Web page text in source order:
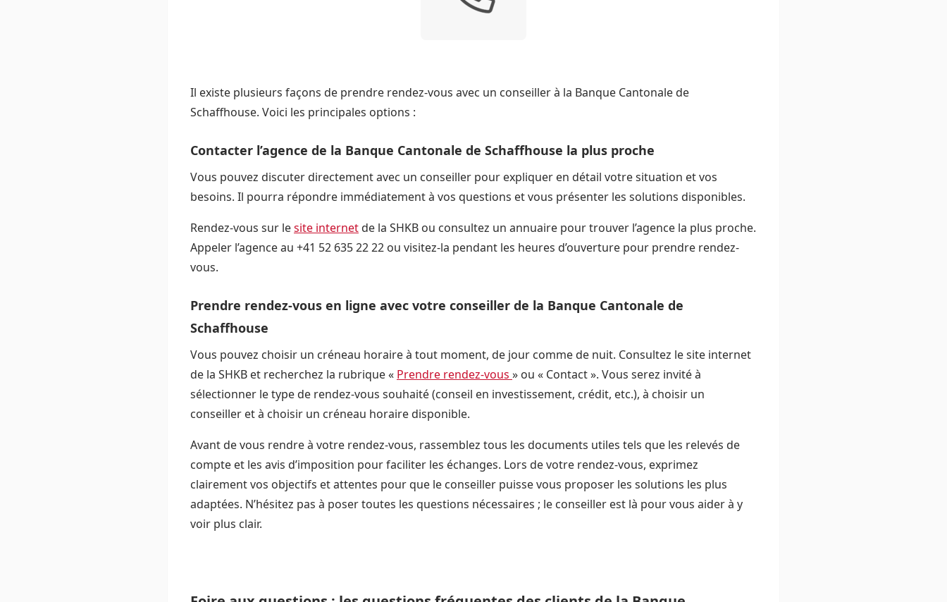
Il existe plusieurs façons de prendre rendez-vous avec un conseiller à la Banque Cantonale de
Schaffhouse. Voici les principales options :
Contacter l’agence de la Banque Cantonale de Schaffhouse la plus proche
Vous pouvez discuter directement avec un conseiller pour expliquer en détail votre situation et vos
besoins. Il pourra répondre immédiatement à vos questions et vous présenter les solutions disponibles.
Rendez-vous sur lesite internet de la SHKB ou consultez un annuaire pour trouver l’agence la plus proche.
Appeler l’agence au +41 52 635 22 22 ou visitez-la pendant les heures d’ouverture pour prendre rendez-
vous.
Prendre rendez-vous en ligne avec votre conseiller de la Banque Cantonale de
Schaffhouse
Vous pouvez choisir un créneau horaire à tout moment, de jour comme de nuit. Consultez le site internet
de la SHKB et recherchez la rubrique « Prendre rendez-vous » ou « Contact ». Vous serez invité à
sélectionner le type de rendez-vous souhaité (conseil en investissement, crédit, etc.), à choisir un
conseiller et à choisir un créneau horaire disponible.
Avant de vous rendre à votre rendez-vous, rassemblez tous les documents utiles tels que les relevés de
compte et les avis d’imposition pour faciliter les échanges. Lors de votre rendez-vous, exprimez
clairement vos objectifs et attentes pour que le conseiller puisse vous proposer les solutions les plus
adaptées. N’hésitez pas à poser toutes les questions nécessaires ; le conseiller est là pour vous aider à y
voir plus clair.